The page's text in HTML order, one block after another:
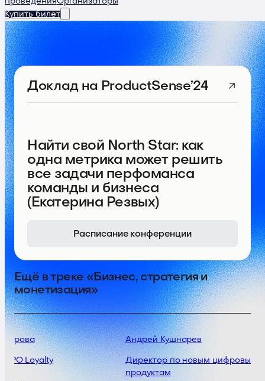
Купить билет
Доклад на ProductSense’24
Найти свой North Star: как
одна метрика может решить
все задачи перфоманса
команды и бизнеса
(Екатерина Резвых)
Расписание конференции
Ещё в треке «Бизнес, стратегия и
монетизация»
Loyalty
Андрей Кушнарев
Директор по новым цифровым
продуктам